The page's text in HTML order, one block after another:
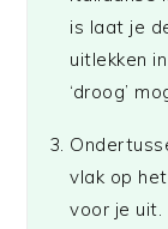
is laat je
uitlekken
‘droog’
vlak op
voor je